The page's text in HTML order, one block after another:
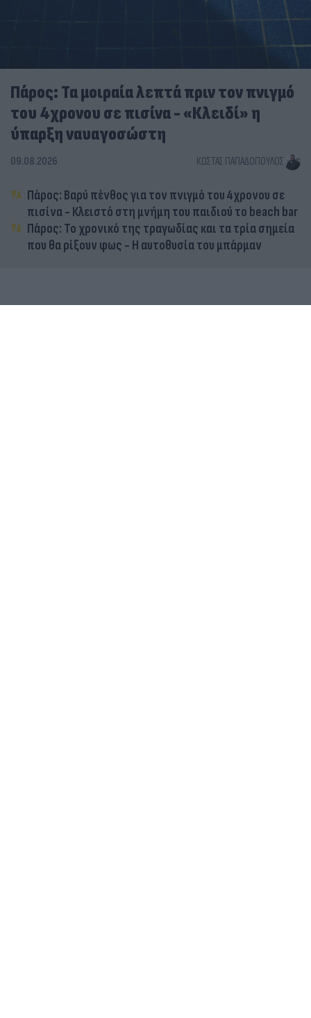
Πάρος: Τα μοιραία λεπτά πριν τον πνιγμό
του 4χρονου σε πισίνα - «Κλειδί» η
ύπαρξη ναυαγοσώστη
09.08.2026 ΚΏΣΤΑΣ ΠΑΠΑΔΌΠΟΥΛΟΣ
Πάρος: Βαρύ πένθος για τον πνιγμό του 4χρονου σε
πισίνα - Κλειστό στη μνήμη του παιδιού το beach bar
Πάρος: Το χρονικό της τραγωδίας και τα τρία σημεία
που θα ρίξουν φως - Η αυτοθυσία του μπάρμαν